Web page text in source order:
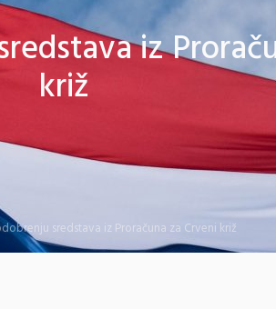
iz
križ
sredstava iz Proračuna za Crveni križ